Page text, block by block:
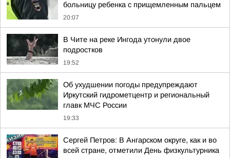
больницу ребенка с прищемленным пальцем
20:07
В Чите на реке Ингода утонули двое
подростков
19:52
Об ухудшении погоды предупреждают
Иркутский гидрометцентр и региональный
главк МЧС России
19:33
Сергей Петров: В Ангарском округе, как и во
всей стране, отметили День физкультурника